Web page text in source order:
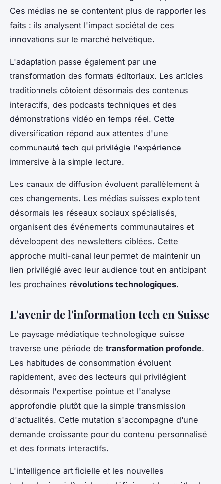
Ces médias ne se contentent plus de rapporter les
faits : ils analysent l'impact sociétal de ces
innovations sur le marché helvétique.
L'adaptation passe également par une
transformation des formats éditoriaux. Les articles
traditionnels côtoient désormais des contenus
interactifs, des podcasts techniques et des
démonstrations vidéo en temps réel. Cette
diversification répond aux attentes d'une
communauté tech qui privilégie l'expérience
immersive à la simple lecture.
Les canaux de diffusion évoluent parallèlement à
ces changements. Les médias suisses exploitent
désormais les réseaux sociaux spécialisés,
organisent des événements communautaires et
développent des newsletters ciblées. Cette
approche multi-canal leur permet de maintenir un
lien privilégié avec leur audience tout en anticipant
les prochaines révolutions technologiques.
L'avenir de l'information tech en Suisse
Le paysage médiatique technologique suisse
traverse une période de transformation profonde.
Les habitudes de consommation évoluent
rapidement, avec des lecteurs qui privilégient
désormais l'expertise pointue et l'analyse
approfondie plutôt que la simple transmission
d'actualités. Cette mutation s'accompagne d'une
demande croissante pour du contenu personnalisé
et des formats interactifs.
L'intelligence artificielle et les nouvelles